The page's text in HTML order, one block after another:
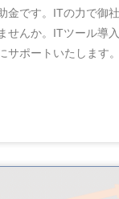
金です。ITの力で御
せんか。ITツール導
サポートいたします